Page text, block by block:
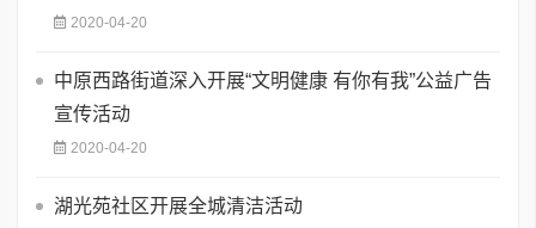
2020-04-20
中原西路街道深入开展“文明健康 有你有我”公益广告
宣传活动
2020-04-20
湖光苑社区开展全城清洁活动